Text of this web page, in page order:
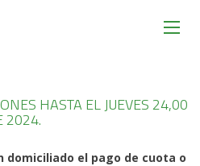
HASTA EL JUEVES 24,00
2024.
domiciliado el pago de cuota o